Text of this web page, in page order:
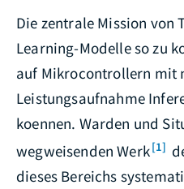
Die zentrale Mission von
Learning-Modelle so zu
auf Mikrocontrollern mit
Leistungsaufnahme
koennen. Warden und
wegweisenden Werk[1]
dieses Bereichs